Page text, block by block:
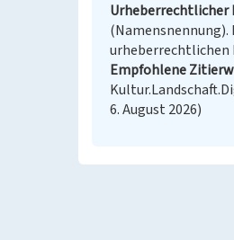
Urheberrechtlicher
urheberrechtlichen
Empfohlene
6. August 2026)